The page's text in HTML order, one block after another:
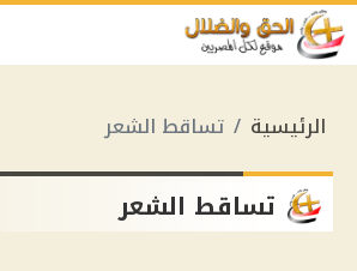
الرئيسية تساقط الشعر
تساقط الشعر